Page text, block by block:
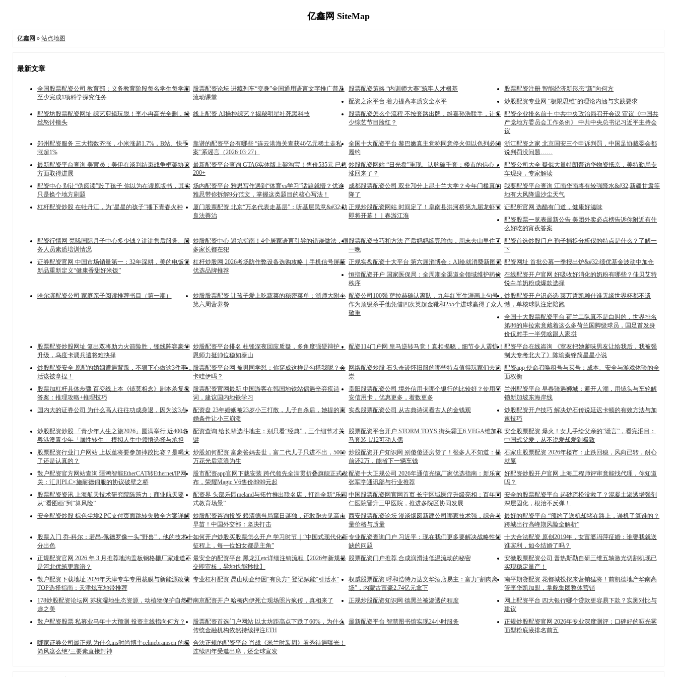
亿鑫网 SiteMap
亿鑫网 » 站点地图
最新文章
全国股票配资公司 教育部：义务教育阶段每名学生每学期
至少完成1项科学探究任务
股票配资论坛 进藏列车“变身”全国通用语言文字推广普及
流动课堂
股票配资策略 “内训师大赛”筑牢人才根基
股票配资注册 智能经济新形态“新”向何方
配资之家平台 着力提高本质安全水平
炒股配资专业网 “极限思维”的理论内涵与实践要求
配资坊股票配资网址 综艺剪辑玩脱！李小冉高光全删，粉
丝怒讨镜头
线上配资 AI操控综艺？揭秘明星社死黑科技
股票配资怎么个流程 不按套路出牌，维嘉孙浩联手，让多
少综艺节目脸红？
配资企业排名前十 中共中央政治局召开会议 审议《中国共
产党地方委员会工作条例》 中共中央总书记习近平主持会
议
郑州配资服务 三大指数齐涨，小米涨超1.7%，B站、快手
涨超1%
靠谱的配资平台有哪些 “连云港海关查获46亿元稀土走私
案”系谣言（2026·03·27）
全国十大配资平台 黎巴嫩真主党称同意停火但以色列必须
履约
浙江配资之家 北京国安三个申诉判罚，中国足协裁委会都
说判罚没问题……
最新配资平台查询 美官员：美伊在谈判结束战争框架协议
方面取得进展
最新配资平台查询 GTA6实体版上架淘宝！售价535元 已售
200+
炒股配资网站 “日光盘”重现、认购破千套：楼市的信心，
涨回来了？
配资公司大全 疑似大量特朗普访华物资抵京，美特勤局专
车现身，专家解读
配资中心 别让“伪阅读”毁了孩子 你以为在读原版书，其实
只是换个地方刷题
场内配资平台 雅思写作遇到“体育vs学习”话题就懵？优途
雅思带你拆解9分范文，掌握这类题目的核心写法！
成都股票配资公司 双非70分上昆士兰大学？今年门槛真的
降了
我要配资平台查询 江南华南将有较强降水&#32;新疆甘肃等
地有大风降温沙尘天气
杠杆配资炒股 在牡丹江，为“星星的孩子”播下青春火种
厦门股票配资 北京“万名代表走基层”：听基层民意&#32;助
良法善治
正规炒股配资网站 时间定了！阜南县洪河桥第九届龙虾节
即将开幕！｜春游江淮
证配所官网 选醋有门道，健康好滋味
配资股票一览表最新公告 美团外卖必点榜告诉你附近有什
么好吃的宵夜答案
配资行情网 梵晞国际月子中心多少钱？讲讲售后服务、服
务人员素质培训情况
炒股配资中心 避坑指南！4个居家语言引导的错误做法，很
多家长都在犯
股票配资技巧和方法 产后妈妈练完瑜伽，周末去山里住了
一晚
配资首选炒股门户 孢子捕捉分析仪的特点是什么？了解一
下
证券配资官网 中国市场销量第一：32年深耕，美的电饭煲
新品重新定义“健康香甜好米饭”
杠杆炒股网 2026考场防作弊设备选购攻略｜手机信号屏蔽
优选品牌推荐
正规实盘配资十大平台 第六届消博会：AI绘就消费新图景 配资网址 首批公募一季报出炉&#32;绩优基金波动中加仓
恒指配资开户 国家医保局：全周期全渠道全领域维护药价
秩序
在线配资开户官网 好吸收好消化的奶粉有哪些？佳贝艾特
悦白羊奶粉成爆款选择
哈尔滨配资公司 家庭亲子阅读推荐书目（第一期）
炒股股票配资 让孩子爱上吃蔬菜的秘密菜单：浙师大附小
第六周营养餐
配资公司100强 萨拉赫确认离队，九年红军生涯画上句号，
作为顶级杀手他凭借四次英超金靴和255个进球赢得了众人
敬重
炒股配资开户识必选 莱万哲凯赖什谁无缘世界杯都不遗
憾，单核球队注定陪跑
全国十大股票配资平台 荷兰二队真不是白叫的，世界排名
第86的库拉索竟藏着这么多荷兰国脚级球员，国足首发身
价仅对手一半凭啥跟人家拼
股票配资炒股网址 复出双将助力火箭险胜，锋线阵容豪华
升级，乌度卡调兵遣将难抉择
炒股配资平台排名 杜锋深夜回应质疑，多角度强硬辩护，
恩师力挺帅位稳如泰山
配资114门户网 皇马逆转马竞！真相揭晓，细节令人震惊！ 配资平台在线咨询 《室友把她爹味男友让给我后，我被强
制大专考北大了》陈瑜秦铮简星星小说
炒股配资安全 原配的婚姻遭遇背叛，不狠下心做这3件事，
活该被拿捏！
股票配资平台网 被男同学怼：你穿成这样是勾搭我呢？会
卡哇伊吗？
网络配资炒股 石头奇迹怀旧服的哪些特点值得玩家们去追
崇
配资app 使命召唤租号与买号：成本、安全与游戏体验的全
面权衡
股票加杠杆具体步骤 百变线上本《镜莫相念》剧本杀复盘
答案：推理攻略+推理技巧
股票配资官网最新 中国游客在韩国地铁站偶遇辛弃疾诗
词，建议国内地铁学习
贵阳股票配资公司 境外信用卡哪个银行的比较好？使用平
安信用卡，优惠更多，着数更多
兰州配资平台 早春骑遇狮城：避开人潮，用镜头与车轮解
锁新加坡东海岸线
国内大的证券公司 为什么高人往往功成身退，因为这3点
配资盘 23年婚姻被23岁小三打散，儿子自杀后，她提的离
婚条件让小三崩溃
实盘股票配资公司 从古典诗词看古人的金钱观
炒股配资开户技巧 解决炉石传说延迟卡顿的有效方法与加
速技巧
炒股配资炒股 「青少年人生之旅2026」圆满举行 近400名
粤港澳青少年「属性转生」 模拟人生中领悟选择与承担
配资查询 给长辈选斗地主：别只看“经典”，三个细节才关
键
股票配资平台开户 STORM TOYS 街头霸王6 VEGA维加和
马套装 1/12可动人偶
安全股票配资 爆火！女儿手绘父亲的“谎言”，看完泪目：
中国式父爱，从不说爱却爱到极致
股票配资行业门户网站 上坂堇将要参加摔跤比赛？是喝大
了还是认真的？
炒股如何配资 富豪爸妈去世，富二代儿子只进不出，5000
万花光后流浪为生
炒股配资开户知识网 别傻傻还房贷了！很多人不知道：提
前还2万，能省下一辆车钱
石家庄股票配资 2026年楼市：止跌回稳，风向已转，耐心
就赢
散户配资官方网站查询 疆鸿智能EtherCAT转Ethernet/IP网
关：汇川PLC×施耐德伺服的协议破壁之桥
股市配资app官网下载安装 跨代领先全满贯折叠旗舰正式发
布，荣耀Magic V6售价8999元起
配资十大正规公司 2026年通信光缆厂家优选指南：新乐市
张军学通讯部与行业推荐
好配资炒股开户官网 上海工程师评审竟能找代理，你知道
吗？
股票配资资讯 上海航天技术研究院陈筠力：商业航天要
从“看图画”到“算风险”
配资界 头部乐园meland与拓竹推出联名店，打造全新“乐园
式教育场景”
中国股票配资网官网首页 长宁区域医疗升级亮相：百年同
仁医院晋升三甲医院，推进多院区协同发展
安全的股票配资平台 起砂疏松没救了？混凝土渗透增强剂
深层固化，根治不反弹！
安全配资炒股 棕色尘埃2 PC支付页面跳转失败全方案详解 炒股配资咨询投资 赖清德当局窜日谋独，还敢跑去见高市
早苗！中国外交部：坚决打击
西安股票配资论坛 漫谈烟囱新建公司哪家技术强，综合考
量价格与质量
最好的配资平台 “预约了送机却堵在路上，误机了算谁的？
跨城出行高峰期风险全解析”
股票入门 乔-科尔：若昂-佩德罗像一头“野兽”，他的技术十
分出色
如何开户炒股买股票怎么开户 学习时节｜“中国式现代化新
征程上，每一位妇女都是主角”
专业配资查询门户 习近平：现在我们更多要解决战略性短
缺的问题
十大合法配资 原创2019年，女富婆冯萍征婚：谁娶我就送
谁宾利，如今结婚了吗？
正规配资官网 2026 年 3 月推荐地沟盖板钢格栅厂家难道不
是河北优筑更靠谱？
最安全的配资平台 黑龙江etc详细注销流程【2026年新规提
交即审核，异地也能秒批】
股票配资门户推荐 合成润滑油低温流动的秘密
安徽股票配资公司 普热斯勒自研三维五轴激光切割机现已
实现稳定量产！
散户配资下载地址 2026年天津专车专用裁膜与新能源改装
TOP选择指南：天津炫车地带推荐
专业杠杆配资 昆山助企纾困“有良方” 登记赋能“引活水”
权威股票配资 呼和浩特万达文华酒店易主：富力“割肉离
场”，内蒙古富豪2.74亿元拿下
南平期货配资 花都城投挖来营销猛将！前凯德地产华南高
管李华凯加盟，掌舵集团整体营销
178炒股配资论坛网 苏杭湿地生态资源，动植物保护自然野
趣之美
南京配资开户 哈梅内伊死亡现场照片疯传，真相来了 正规炒股配资知识网 德黑兰被渗透的程度
网上配资平台 四大银行哪个贷款更容易下款？实测对比与
建议
散户配资股票 私募业马年十大预测 投资主线指向何方？
股票配资首选门户网站 以太坊距高点下跌了60%，为什么
传统金融机构依然持续押注ETH
最新配资平台 智慧图书馆实现24小时服务
正规炒股配资官网 2026年专业深度测评：口碑好的哑光雾
面型粉底液排名前五
哪家证券公司最正规 为什么ins时尚博主celinebramsen 的极
简风这么绝?三要素直接封神
合法正规的配资平台 肖战《米兰时装周》看秀待遇曝光！
连续四年受邀出席，还全球宣发